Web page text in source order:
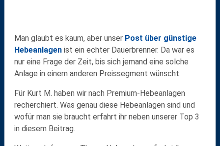
Man glaubt es kaum, aber unser Post über günstige
Hebeanlagenist ein echter Dauerbrenner. Da war es
nur eine Frage der Zeit, bis sich jemand eine solche
Anlage in einem anderen Preissegment wünscht.
Für Kurt M. haben wir nach Premium-Hebeanlagen
recherchiert. Was genau diese Hebeanlagen sind und
wofür man sie braucht erfahrt ihr neben unserer Top 3
in diesem Beitrag.